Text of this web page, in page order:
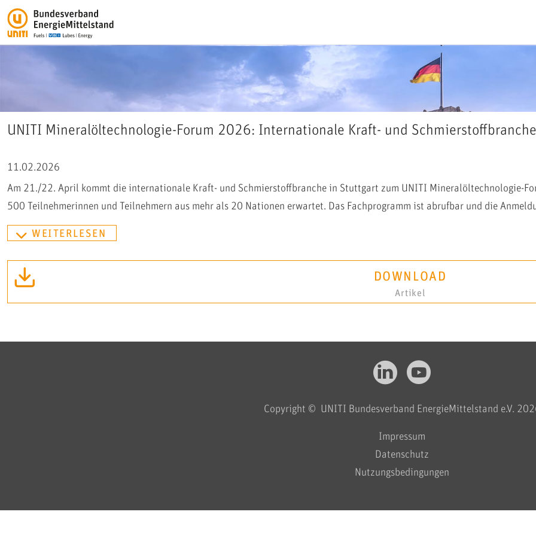
UNITI Mineralöltechnologie-Forum 2026: Internationale Kraft- und
11.02.2026
Am 21./22. April kommt die internationale Kraft- und Schmierstoffbranche in Stuttgart zum UNITI Mineralöltechnologie-
500 Teilnehmerinnen und Teilnehmern aus mehr als 20 Nationen erwartet. Das Fachprogramm ist abrufbar und die
WEITERLESEN
DOWNLOAD
Artikel
Copyright © UNITI Bundesverband EnergieMittelstand e.V.
Impressum
Datenschutz
Nutzungsbedingungen